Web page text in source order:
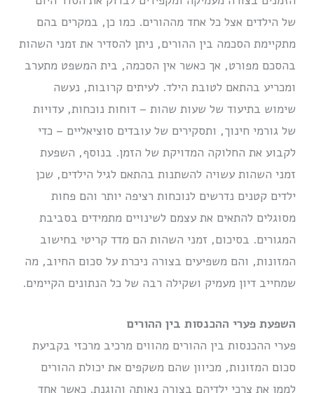
של הילדים אצל כל אחד מההורים. כמו כן, במקרים בהם
מתקיימת הסכמה בין ההורים, ניתן להסדיר את זמני השהות
בהסכם מפורט, אך כאשר אין הסכמה, בית המשפט מתערב
ומכריע בהתאם לטובת הילד. לעיתים קרובות, נעשה
שימוש בתיעוד של שעות שהות – דוחות נוכחות, עדויות
של גורמי חינוך, ותסקירים של עובדים סוציאליים – כדי
לקבוע את החלוקה המדויקת של הזמן. בנוסף, השפעת
זמני השהות עשויה להשתנות בהתאם לגיל הילדים, שכן
ילדים קטנים נדרשים לנוכחות רציפה יותר והם פחות
מסוגלים להתאים את עצמם לשינויים מתמידים בסביבת
המגורים. בסיכום, זמני השהות הם מדד קריטי בחישוב
המזונות, והם משפיעים בצורה ניכרת על סכום החיוב, מה
שמחייב דיון מעמיק ושקילה רבה של כל הנתונים הקיימים.
השפעת פערי ההכנסות בין ההורים
פערי ההכנסות בין ההורים מהווים מרכיב מרכזי בקביעת
סכום המזונות, מכיוון שהם משקפים את יכולת ההורים
לממן את צרכי ילדיהם בצורה נאותה והוגנת. כאשר אחד